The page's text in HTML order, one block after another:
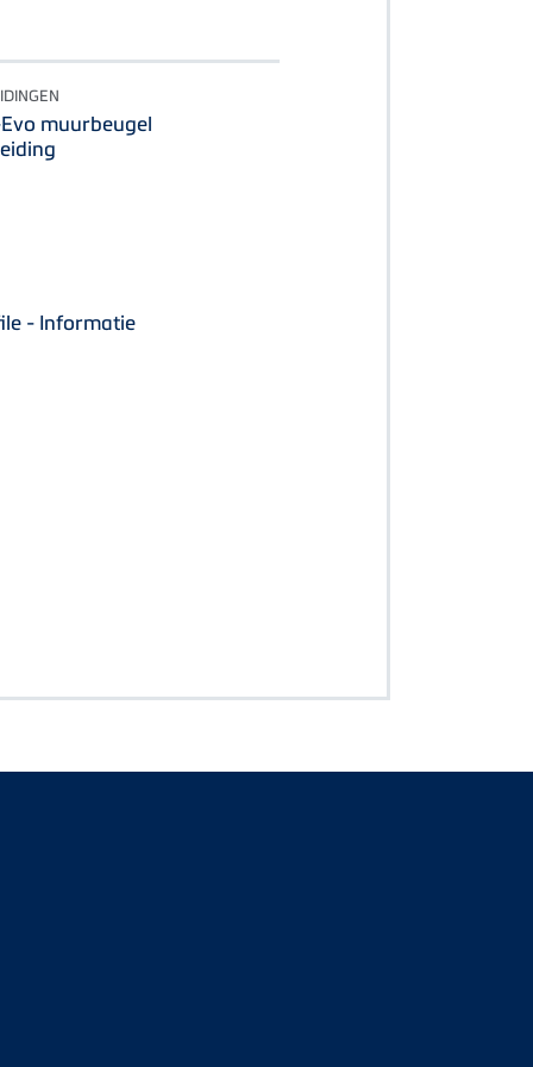
muurbeugel
- Informatie